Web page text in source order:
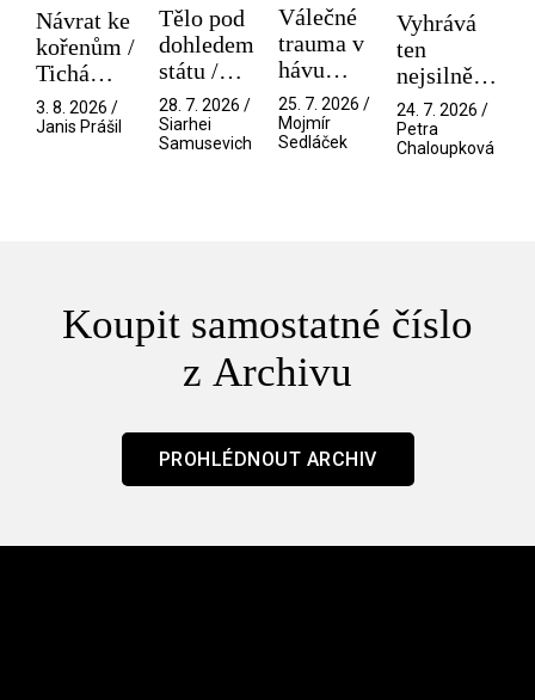
Návrat ke
kořenům /
Tichá
přítelkyně
3. 8. 2026 /
Janis Prášil
Tělo pod
dohledem
státu /
Pramen
28. 7. 2026 /
Siarhei
Samusevich
Válečné
trauma v
hávu
spektáklu
/ Odyssea
25. 7. 2026 /
Mojmír
Sedláček
Vyhrává
ten
nejsilnější
/ V nitru
manosféry
24. 7. 2026 /
Petra
Chaloupková
Koupit samostatné číslo
z Archivu
PROHLÉDNOUT ARCHIV